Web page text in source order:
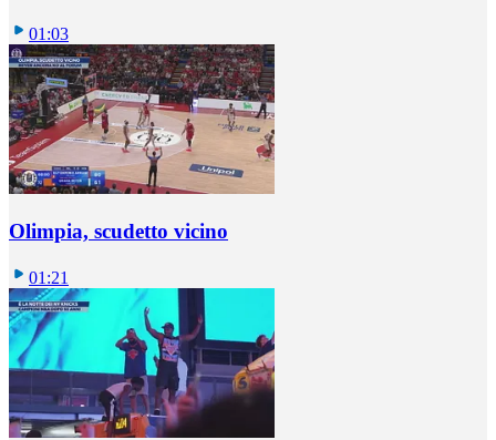
01:03
Olimpia, scudetto vicino
01:21